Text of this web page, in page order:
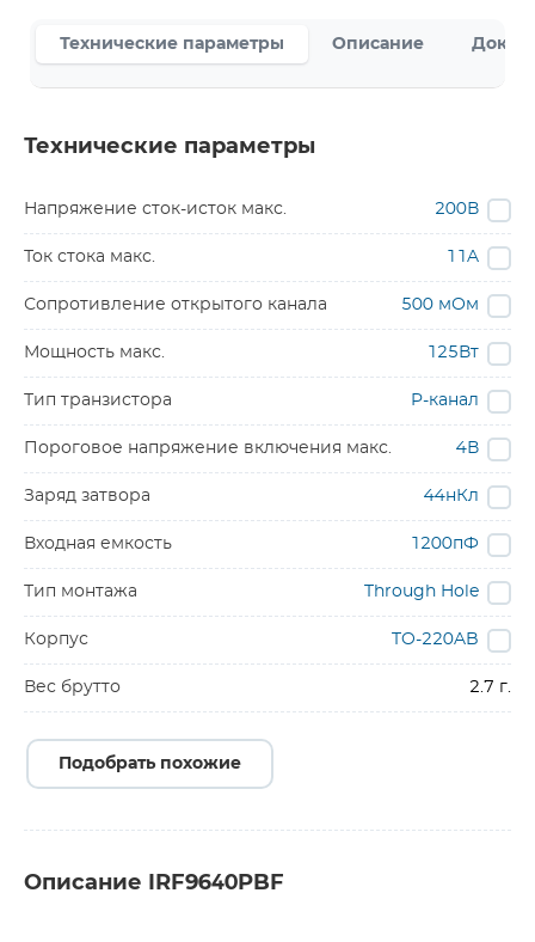
Технические параметры Описание
Технические параметры
Напряжение сток-исток макс. 200В
Ток стока макс. 11A
Сопротивление открытого канала 500 мОм
Мощность макс. 125Вт
Тип транзистора P-канал
Пороговое напряжение включения макс. 4В
Заряд затвора 44нКл
Входная емкость 1200пФ
Тип монтажа Through Hole
Корпус TO-220AB
Вес брутто 2.7 г.
Подобрать похожие
Описание IRF9640PBF